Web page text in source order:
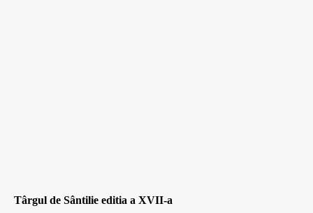
Târgul de Sântilie editia a XVII-a